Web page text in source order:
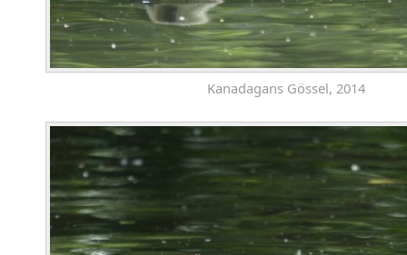
Kanadagans Gössel, 2014